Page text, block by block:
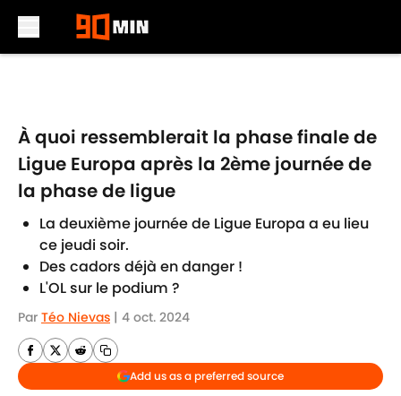
À quoi ressemblerait la phase finale de
Ligue Europa après la 2ème journée de
la phase de ligue
La deuxième journée de Ligue Europa a eu lieu
ce jeudi soir.
Des cadors déjà en danger !
L'OL sur le podium ?
Par Téo Nievas | 4 oct. 2024
Add us as a preferred source